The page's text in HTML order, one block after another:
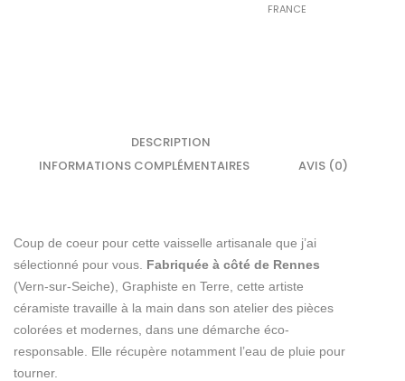
FRANCE
DESCRIPTION
INFORMATIONS COMPLÉMENTAIRES
AVIS (0)
Coup de coeur pour cette vaisselle artisanale que j’ai
sélectionné pour vous. Fabriquée à côté de Rennes
(Vern-sur-Seiche), Graphiste en Terre, cette artiste
céramiste travaille à la main dans son atelier des pièces
colorées et modernes, dans une démarche éco-
responsable. Elle récupère notamment l’eau de pluie pour
tourner.